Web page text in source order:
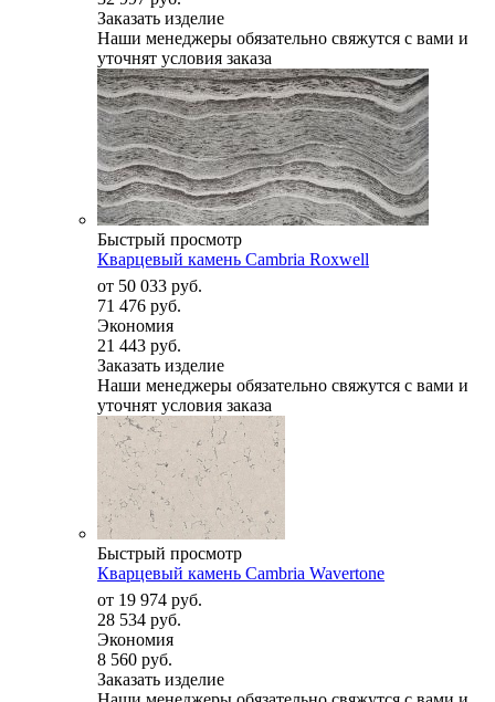
Заказать изделие
Наши менеджеры обязательно свяжутся с вами и
уточнят условия заказа
Быстрый просмотр
Кварцевый камень Cambria Roxwell
от 50 033 руб.
71 476 руб.
Экономия
21 443 руб.
Заказать изделие
Наши менеджеры обязательно свяжутся с вами и
уточнят условия заказа
Быстрый просмотр
Кварцевый камень Cambria Wavertone
от 19 974 руб.
28 534 руб.
Экономия
8 560 руб.
Заказать изделие